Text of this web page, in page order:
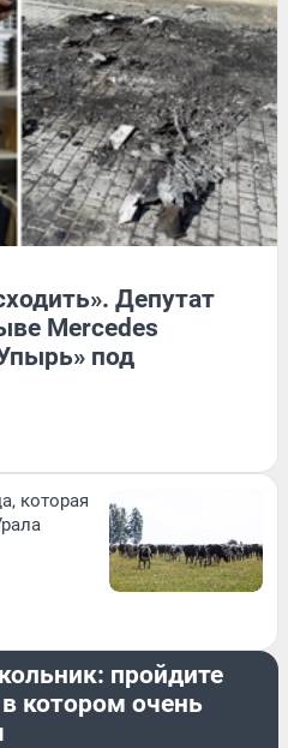
Депутат
Mercedes
под
которая
пройдите
котором очень